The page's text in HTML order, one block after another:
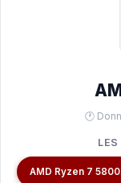
🕐
AMD Ryzen 7